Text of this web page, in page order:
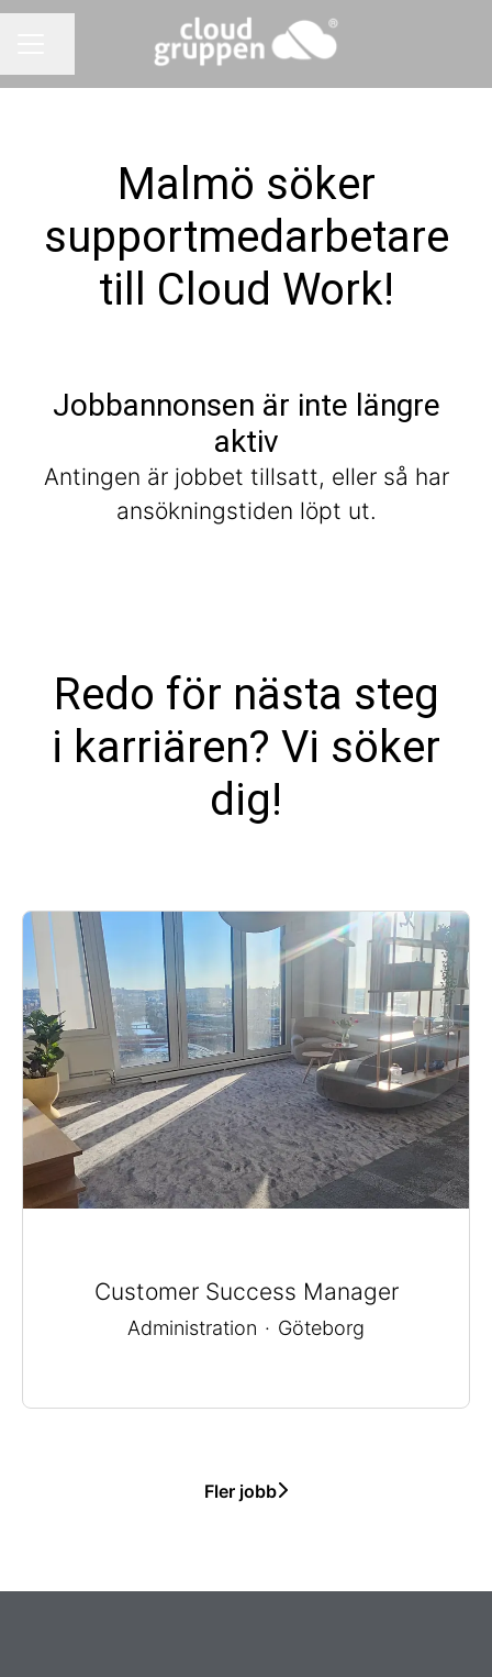
Malmö söker
supportmedarbetare
till Cloud Work!
Jobbannonsen är inte längre
aktiv
Antingen är jobbet tillsatt, eller så har
ansökningstiden löpt ut.
Redo för nästa steg
i karriären? Vi söker
dig!
Customer Success Manager
Administration · Göteborg
Fler jobb